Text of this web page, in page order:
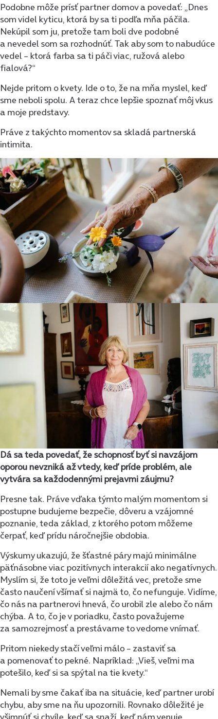
Podobne môže prísť partner domov a povedať: „Dnes
som videl kyticu, ktorá by sa ti podľa mňa páčila.
Nekúpil som ju, pretože tam boli dve podobné
a nevedel som sa rozhodnúť. Tak aby som to nabudúce
vedel – ktorá farba sa ti páči viac, ružová alebo
fialová?“
Nejde pritom o kvety. Ide o to, že na mňa myslel, keď
sme neboli spolu. A teraz chce lepšie spoznať môj vkus
a moje predstavy.
Práve z takýchto momentov sa skladá partnerská
intimita.
Dá sa teda povedať, že schopnosť byť si navzájom
oporou nevzniká až vtedy, keď príde problém, ale
vytvára sa každodennými prejavmi záujmu?
Presne tak. Práve vďaka týmto malým momentom si
postupne budujeme bezpečie, dôveru a vzájomné
poznanie, teda základ, z ktorého potom môžeme
čerpať, keď prídu náročnejšie obdobia.
Výskumy ukazujú, že šťastné páry majú minimálne
päťnásobne viac pozitívnych interakcií ako negatívnych.
Myslím si, že toto je veľmi dôležitá vec, pretože sme
často naučení všímať si najmä to, čo nefunguje. Vidíme,
čo nás na partnerovi hnevá, čo urobil zle alebo čo nám
chýba. A to, čo je v poriadku, často považujeme
za samozrejmosť a prestávame to vedome vnímať.
Pritom niekedy stačí veľmi málo – zastaviť sa
a pomenovať to pekné. Napríklad: „Vieš, veľmi ma
potešilo, keď si sa spýtal na tie kvety.“
Nemali by sme čakať iba na situácie, keď partner urobí
chybu, aby sme na ňu upozornili. Rovnako dôležité je